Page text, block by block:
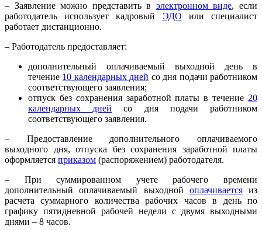
– Заявление можно представить в электронном виде, если
работодатель использует кадровый ЭДО или специалист
работает дистанционно.
– Работодатель предоставляет:
дополнительный оплачиваемый выходной день в
течение 10 календарных дней со дня подачи работником
соответствующего заявления;
отпуск без сохранения заработной платы в течение 20
календарных дней со дня подачи работником
соответствующего заявления.
– Предоставление дополнительного оплачиваемого
выходного дня, отпуска без сохранения заработной платы
оформляется приказом (распоряжением) работодателя.
– При суммированном учете рабочего времени
дополнительный оплачиваемый выходной оплачиваетсяиз
расчета суммарного количества рабочих часов в день по
графику пятидневной рабочей недели с двумя выходными
днями – 8 часов.